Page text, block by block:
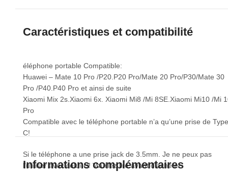
Caractéristiques et compatibilité
éléphone portable Compatible:
Huawei – Mate 10 Pro /P20.P20 Pro/Mate 20 Pro/P30/Mate 30
Pro /P40.P40 Pro et ainsi de suite
Xiaomi Mix 2s.Xiaomi 6x. Xiaomi Mi8 /Mi 8SE.Xiaomi Mi10 /Mi
Pro
Compatible avec le téléphone portable n’a qu’une prise de Type
C!
Si le téléphone a une prise jack de 3.5mm. Je ne peux pas
l’utiliser avec celui-ci! Veuillez lire avant d’acheter.
Informations complémentaires